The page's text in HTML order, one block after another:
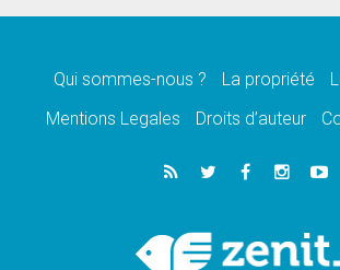
08.08.2026
08.08.2026
catholiques
Au Bangladesh, l'Église
Dalits sur le chemin de la
Philippines: le vicariat
Calapan devient un diocèse
Qui sommes-nous ? La propriété
Mentions Legales
Droits d’auteur